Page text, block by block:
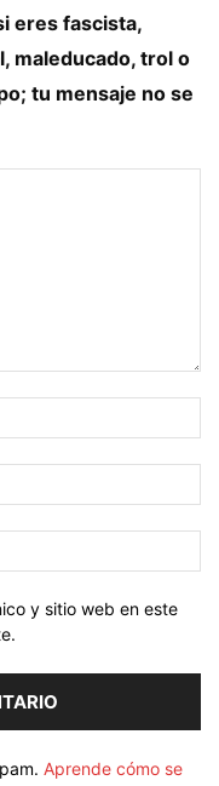
eres fascista,
maleducado, trol o
tu mensaje no se
y sitio web en este
Aprende cómo se